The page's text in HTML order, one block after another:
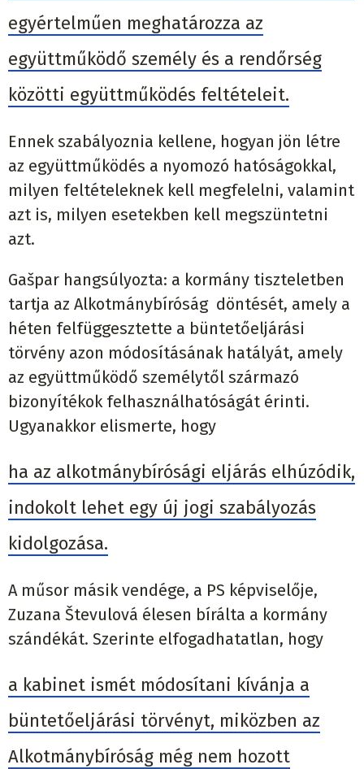
egyértelműen meghatározza az
együttműködő személy és a rendőrség
közötti együttműködés feltételeit.
Ennek szabályoznia kellene, hogyan jön létre
az együttműködés a nyomozó hatóságokkal,
milyen feltételeknek kell megfelelni, valamint
azt is, milyen esetekben kell megszüntetni
azt.
Gašpar hangsúlyozta: a kormány tiszteletben
tartja az Alkotmánybíróság döntését, amely a
héten felfüggesztette a büntetőeljárási
törvény azon módosításának hatályát, amely
az együttműködő személytől származó
bizonyítékok felhasználhatóságát érinti.
Ugyanakkor elismerte, hogy
ha az alkotmánybírósági eljárás elhúzódik,
indokolt lehet egy új jogi szabályozás
kidolgozása.
A műsor másik vendége, a PS képviselője,
Zuzana Števulová élesen bírálta a kormány
szándékát. Szerinte elfogadhatatlan, hogy
a kabinet ismét módosítani kívánja a
büntetőeljárási törvényt, miközben az
Alkotmánybíróság még nem hozott